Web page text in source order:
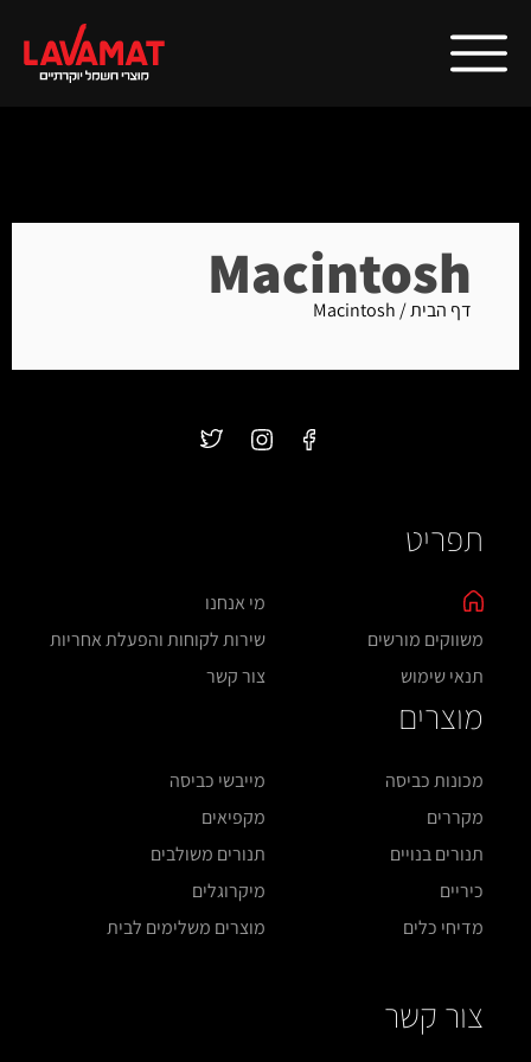
Macintosh
דף הבית/
Macintosh
תפריט
מי אנחנו
משווקים מורשים
שירות לקוחות והפעלת אחריות
תנאי שימוש
צור קשר
מוצרים
מכונות כביסה
מייבשי כביסה
מקררים
מקפיאים
תנורים בנויים
תנורים משולבים
כיריים
מיקרוגלים
מדיחי כלים
מוצרים משלימים לבית
צור קשר